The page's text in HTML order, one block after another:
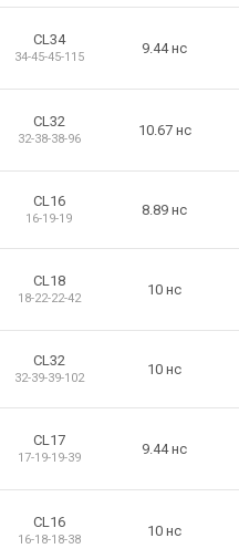
CL34
34-45-45-115
9.44 нс
CL32
32-38-38-96
10.67 нс
CL16
16-19-19
8.89 нс
CL18
18-22-22-42
10 нс
CL32
32-39-39-102
10 нс
CL17
17-19-19-39
9.44 нс
CL16
16-18-18-38
10 нс